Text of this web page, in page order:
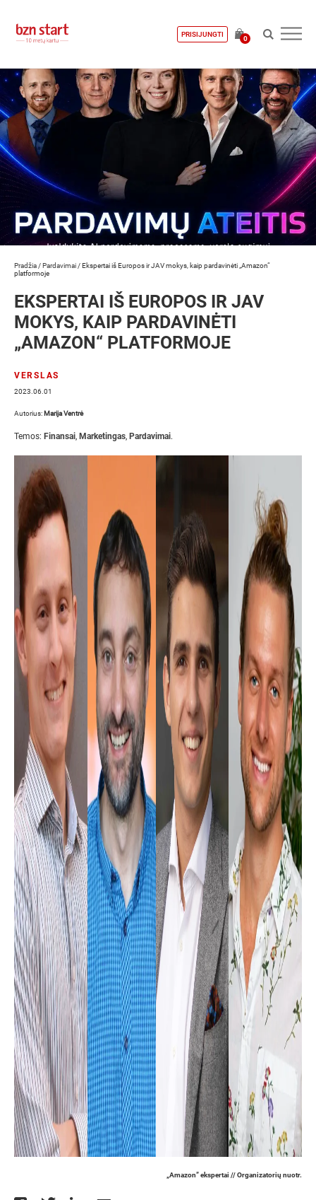
PRISIJUNGTI
0
Pradžia /Pardavimai /Ekspertai iš Europos ir JAV mokys, kaip pardavinėti „Amazon“
platformoje
EKSPERTAI IŠ EUROPOS IR JAV
MOKYS, KAIP PARDAVINĖTI
„AMAZON“ PLATFORMOJE
VERSLAS
2023.06.01
Autorius: Marija Ventrė
Temos: Finansai, Marketingas, Pardavimai.
„Amazon” ekspertai // Organizatorių nuotr.